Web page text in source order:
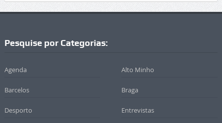
Pesquise por Categorias:
Agenda Alto Minho
Barcelos Braga
Desporto Entrevistas